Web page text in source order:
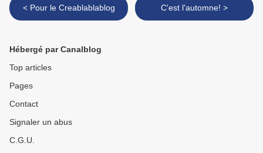
< Pour le Creablablablog C'est l'automne! >
Hébergé par Canalblog
Top articles
Pages
Contact
Signaler un abus
C.G.U.